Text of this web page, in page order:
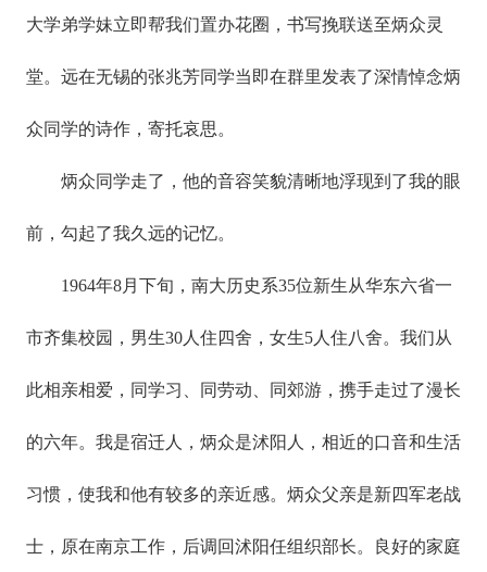
大学弟学妹立即帮我们置办花圈，书写挽联送至炳众灵
堂。远在无锡的张兆芳同学当即在群里发表了深情悼念炳
众同学的诗作，寄托哀思。
炳众同学走了，他的音容笑貌清晰地浮现到了我的眼
前，勾起了我久远的记忆。
1964年8月下旬，南大历史系35位新生从华东六省一
市齐集校园，男生30人住四舍，女生5人住八舍。我们从
此相亲相爱，同学习、同劳动、同郊游，携手走过了漫长
的六年。我是宿迁人，炳众是沭阳人，相近的口音和生活
习惯，使我和他有较多的亲近感。炳众父亲是新四军老战
士，原在南京工作，后调回沭阳任组织部长。良好的家庭